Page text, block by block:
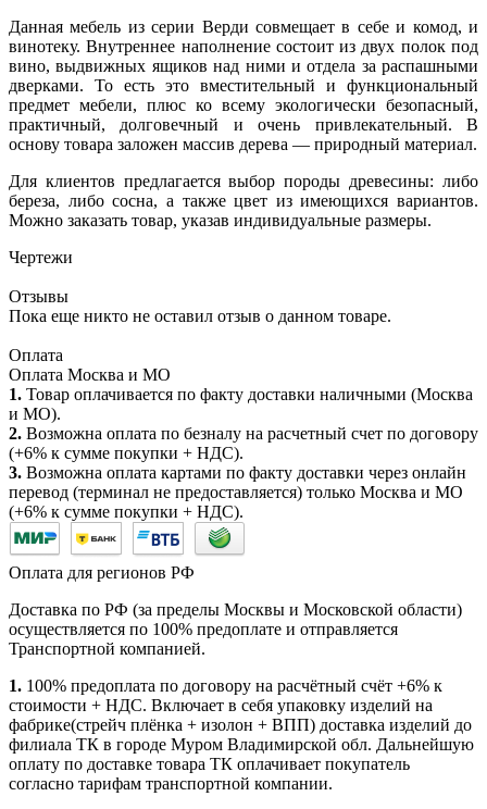
Данная мебель из серии Верди совмещает в себе и комод, и
винотеку. Внутреннее наполнение состоит из двух полок под
вино, выдвижных ящиков над ними и отдела за распашными
дверками. То есть это вместительный и функциональный
предмет мебели, плюс ко всему экологически безопасный,
практичный, долговечный и очень привлекательный. В
основу товара заложен массив дерева — природный материал.
Для клиентов предлагается выбор породы древесины: либо
береза, либо сосна, а также цвет из имеющихся вариантов.
Можно заказать товар, указав индивидуальные размеры.
Чертежи
Отзывы
Пока еще никто не оставил отзыв о данном товаре.
Оплата
Оплата Москва и МО
1. Товар оплачивается по факту доставки наличными (Москва
и МО).
2. Возможна оплата по безналу на расчетный счет по договору
(+6% к сумме покупки + НДС).
3. Возможна оплата картами по факту доставки через онлайн
перевод (терминал не предоставляется) только Москва и МО
(+6% к сумме покупки + НДС).
Оплата для регионов РФ
Доставка по РФ (за пределы Москвы и Московской области)
осуществляется по 100% предоплате и отправляется
Транспортной компанией.
1. 100% предоплата по договору на расчётный счёт +6% к
стоимости + НДС. Включает в себя упаковку изделий на
фабрике(стрейч плёнка + изолон + ВПП) доставка изделий до
филиала ТК в городе Муром Владимирской обл. Дальнейшую
оплату по доставке товара ТК оплачивает покупатель
согласно тарифам транспортной компании.